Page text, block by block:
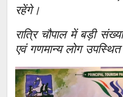
रहेंगे।
रात्रि चौपाल में बड़ी
एवं गणमान्य लोग